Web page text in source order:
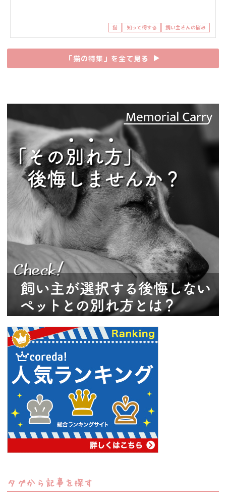
猫 知って得する 飼い主さんの悩み
「猫の特集」を全て見る ▶︎
タグから記事を探す